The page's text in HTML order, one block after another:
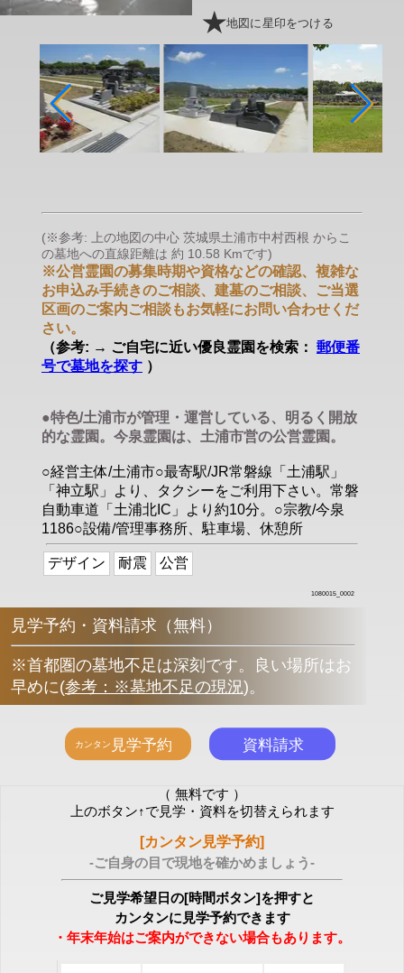
地図に星印をつける
(※参考: 上の地図の中心 茨城県土浦市中村西根 からこ
の墓地への直線距離は 約 10.58 Kmです)
※公営霊園の募集時期や資格などの確認、複雑な
お申込み手続きのご相談、建墓のご相談、ご当選
区画のご案内ご相談もお気軽にお問い合わせくだ
さい。
（参考: → ご自宅に近い優良霊園を検索： 郵便番
号で墓地を探す ）
●特色/土浦市が管理・運営している、明るく開放
的な霊園。今泉霊園は、土浦市営の公営霊園。
○経営主体/土浦市○最寄駅/JR常磐線「土浦駅」
「神立駅」より、タクシーをご利用下さい。常磐
自動車道「土浦北IC」より約10分。○宗教/今泉
1186○設備/管理事務所、駐車場、休憩所
デザイン 耐震 公営
1080015_0002
見学予約・資料請求（無料）
※首都圏の墓地不足は深刻です。良い場所はお
早めに(参考：※墓地不足の現況)。
（ 無料です ）
上のボタン↑で見学・資料を切替えられます
[カンタン見学予約]
-ご自身の目で現地を確かめましょう-
ご見学希望日の[時間ボタン]を押すと
カンタンに見学予約できます
・年末年始はご案内ができない場合もあります。